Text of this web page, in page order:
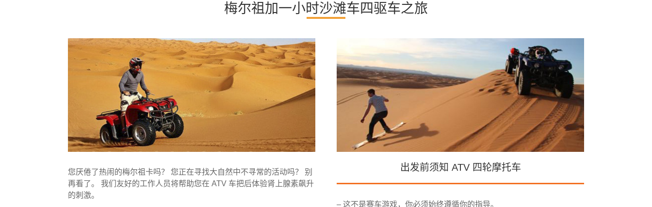
梅尔祖加一小时沙滩车四驱车之旅
您厌倦了热闹的梅尔祖卡吗？ 您正在寻找大自然中不寻常的活动吗？ 别
再看了。 我们友好的工作人员将帮助您在 ATV 车把后体验肾上腺素飙升
的刺激。
出发前须知 ATV 四轮摩托车
– 这不是赛车游戏，你必须始终遵循你的指导。